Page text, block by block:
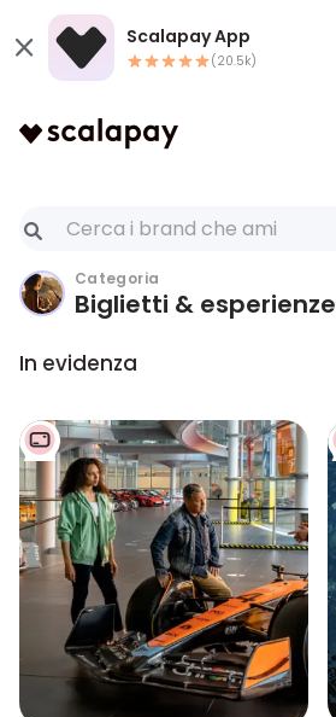
Scalapay App
(20.5k)
Categoria
Biglietti & esperienze
In evidenza